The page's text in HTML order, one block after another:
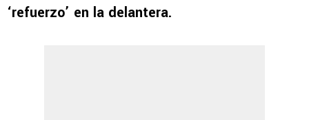
‘refuerzo’ en la delantera.